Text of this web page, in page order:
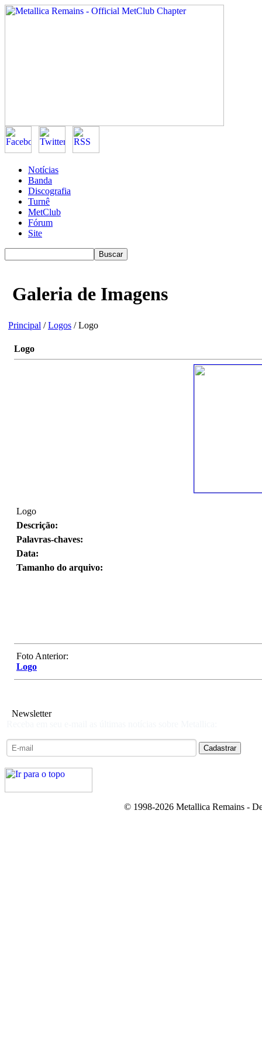
Notícias
Banda
Discografia
Turnê
MetClub
Fórum
Site
Galeria de Imagens
Principal /Logos / Logo
Logo
Logo
Descrição:
Palavras-chaves:
Data:
Tamanho do arquivo:
Foto Anterior:
Logo
Newsletter
© 1998-2026 Metallica Remains -